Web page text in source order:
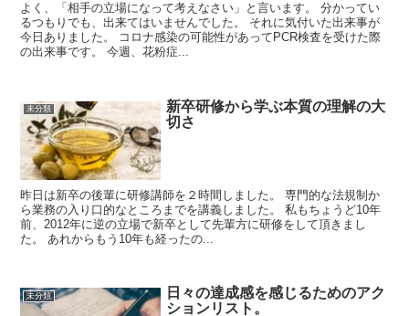
よく、「相手の立場になって考えなさい」と言います。 分かってい
るつもりでも、出来てはいませんでした。 それに気付いた出来事が
今日ありました。 コロナ感染の可能性があってPCR検査を受けた際
の出来事です。 今週、花粉症...
未分類
新卒研修から学ぶ本質の理解の大
切さ
昨日は新卒の後輩に研修講師を２時間しました。 専門的な法規制か
ら業務の入り口的なところまでを講義しました。 私もちょうど10年
前、2012年に逆の立場で新卒として先輩方に研修をして頂きまし
た。 あれからもう10年も経ったの...
未分類
日々の達成感を感じるためのアク
ションリスト。